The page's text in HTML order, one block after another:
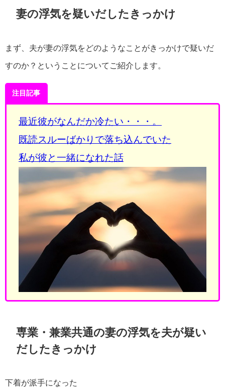
妻の浮気を疑いだしたきっかけ
まず、夫が妻の浮気をどのようなことがきっかけで疑いだ
すのか？ということについてご紹介します。
注目記事
最近彼がなんだか冷たい・・・。
既読スルーばかりで落ち込んでいた
私が彼と一緒になれた話
専業・兼業共通の妻の浮気を夫が疑い
だしたきっかけ
下着が派手になった